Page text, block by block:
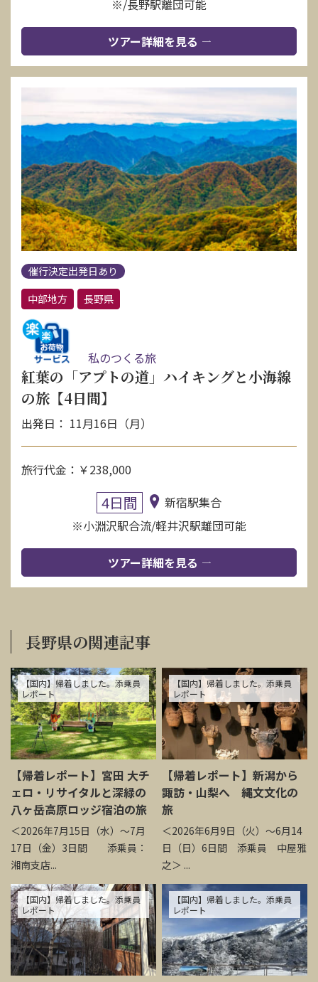
※/長野駅離団可能
ツアー詳細を見る
催行決定出発日あり
中部地方
長野県
私のつくる旅
紅葉の「アプトの道」ハイキングと小海線
の旅【4日間】
出発日： 11月16日（月）
旅行代金：￥238,000
4日間
新宿駅集合
※小淵沢駅合流/軽井沢駅離団可能
ツアー詳細を見る
長野県の関連記事
【国内】帰着しました。添乗員
レポート
【帰着レポート】宮田 大チ
ェロ・リサイタルと深緑の
八ヶ岳高原ロッジ宿泊の旅
＜2026年7月15日（水）～7月
17日（金）3日間 添乗員：
湘南支店...
【国内】帰着しました。添乗員
レポート
【帰着レポート】新潟から
諏訪・山梨へ 縄文文化の
旅
＜2026年6月9日（火）～6月14
日（日）6日間 添乗員 中屋雅
之＞ ...
【国内】帰着しました。添乗員
レポート
【国内】帰着しました。添乗員
レポート